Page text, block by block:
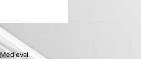
Medieval